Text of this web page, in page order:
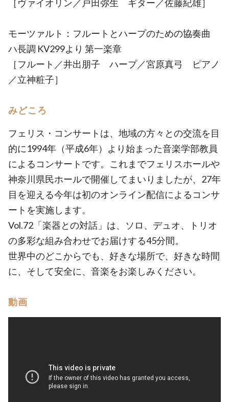
［ヴァイオリン／戸田弥生 ギター／佐藤紀雄］
モーツァルト：フルートとハープのための協奏曲
ハ長調 KV299より 第一楽章
［フルート／井出朋子 ハープ／宮原真弓 ピアノ
／立神粧子］
みどころ
フェリス・コンサートは、地域の方々との交流を目
的に1994年（平成6年）より始まった音楽学部教員
によるコンサートです。これまでフェリスホールや
神奈川県民ホールで開催してまいりましたが、27年
目を迎える今年は初のオンライン配信によるコンサ
ートを実施します。
Vol.72「楽器との対話」は、ソロ、デュオ、トリオ
の多彩な組み合わせでお届けする45分間。
世界中のどこからでも、好きな場所で、好きな時間
に、そして安全に、音楽をお楽しみください。
動画